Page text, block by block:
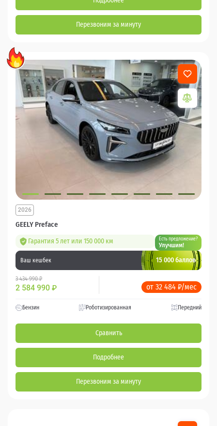
Перезвоним за минуту
GEELY Preface
2026
Гарантия 5 лет или 150 000 км Есть предложение?
Улучшим!
Ваш кешбек 15 000 баллов
3 434 990 ₽
2 584 990 ₽ от 32 484 ₽/мес
Бензин Роботизированная Передний
Сравнить
Подробнее
Перезвоним за минуту